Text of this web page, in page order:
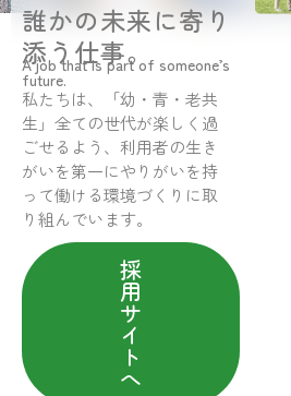
誰かの未来に寄り
添う仕事。
A job that is part of someone’s
future.
私たちは、「幼・青・老共
生」全ての世代が楽しく過
ごせるよう、利用者の生き
がいを第一にやりがいを持
って働ける環境づくりに取
り組んでいます。
採
用
サ
イ
ト
へ